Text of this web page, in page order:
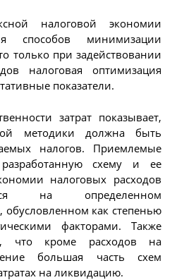
налоговой экономии
способов минимизации
только при задействовании
налоговая оптимизация
показатели.
затрат показывает,
методики должна быть
налогов. Приемлемые
схему и ее
налоговых расходов
на определенном
как степенью
факторами. Также
что кроме расходов на
большая часть схем
на ликвидацию.